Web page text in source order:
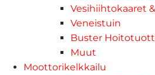
Vesihiihtokaaret
Veneistuin
Buster
Muut
Moottorikelkkailu